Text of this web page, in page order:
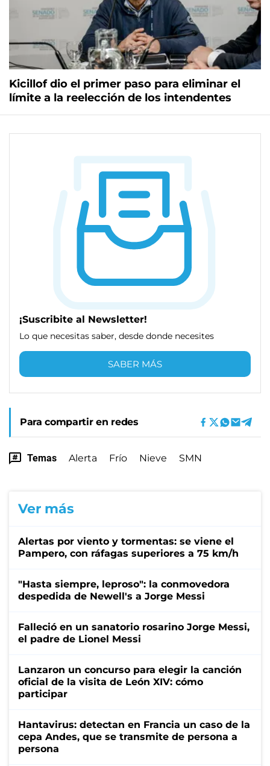
Kicillof dio el primer paso para eliminar el
límite a la reelección de los intendentes
¡Suscribite al Newsletter!
Lo que necesitas saber, desde donde necesites
SABER MÁS
Para compartir en redes
Temas Alerta Frío Nieve SMN
Ver más
Alertas por viento y tormentas: se viene el
Pampero, con ráfagas superiores a 75 km/h
"Hasta siempre, leproso": la conmovedora
despedida de Newell's a Jorge Messi
Falleció en un sanatorio rosarino Jorge Messi,
el padre de Lionel Messi
Lanzaron un concurso para elegir la canción
oficial de la visita de León XIV: cómo
participar
Hantavirus: detectan en Francia un caso de la
cepa Andes, que se transmite de persona a
persona